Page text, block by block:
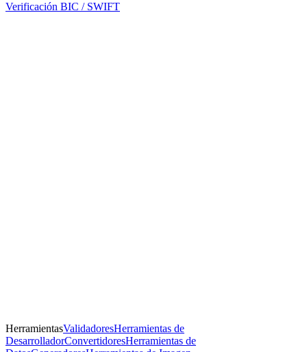
Verificación BIC / SWIFT
HerramientasValidadoresHerramientas de
DesarrolladorConvertidoresHerramientas de